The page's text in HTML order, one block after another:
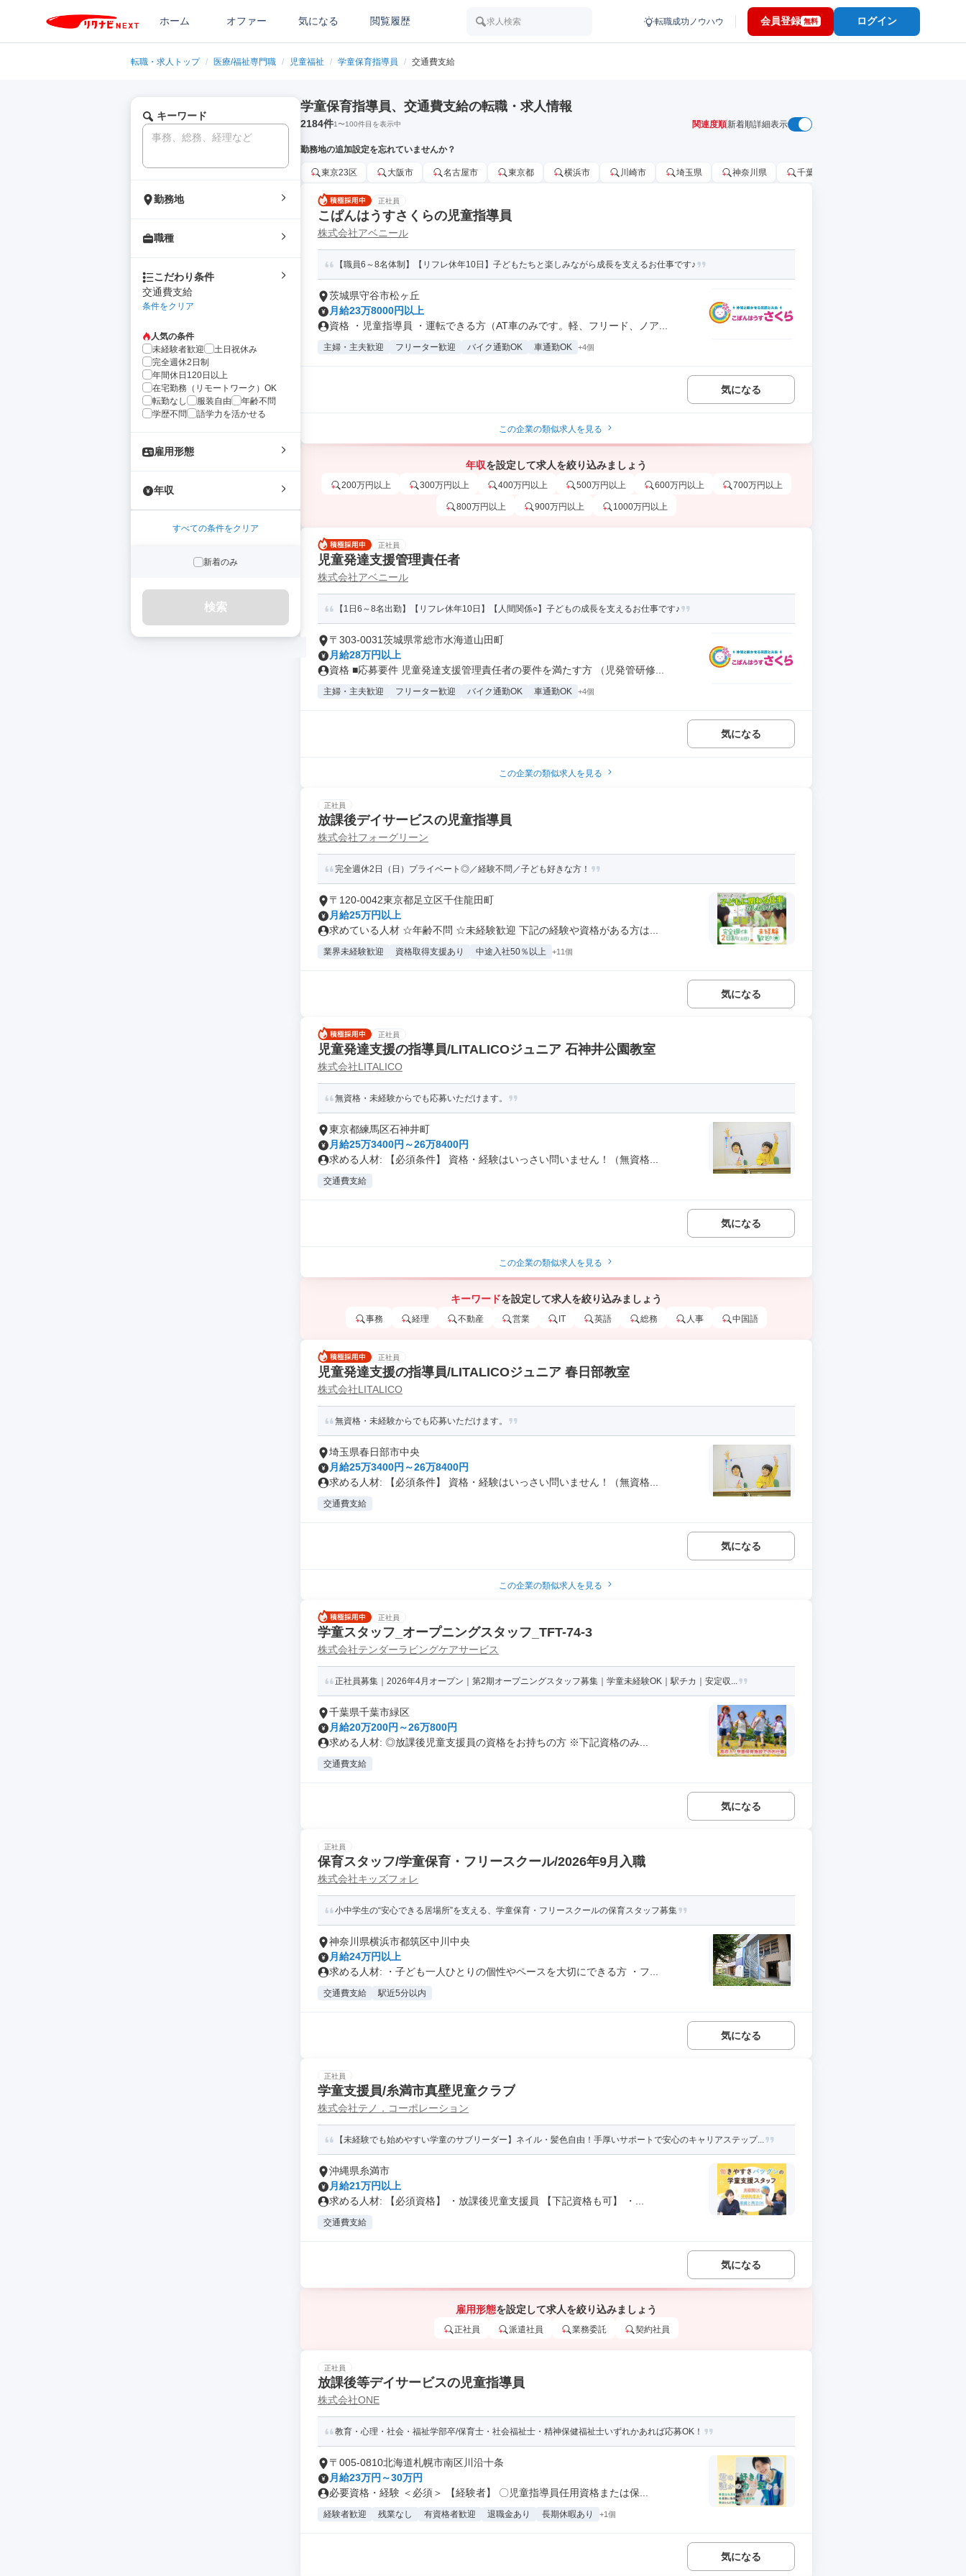
ホーム オファー 気になる 閲覧履歴 求人検索 転職成功ノウハウ 会員登録 無料 ログイン
転職・求人トップ / 医療/福祉専門職 / 児童福祉 / 学童保育指導員 / 交通費支給
キーワード
勤務地
職種
こだわり条件
交通費支給
条件をクリア
人気の条件
未経験者歓迎
土日祝休み
完全週休2日制
年間休日120日以上
在宅勤務（リモートワーク）OK
転勤なし
服装自由
年齢不問
学歴不問
語学力を活かせる
雇用形態
年収
すべての条件をクリア
新着のみ
検索
学童保育指導員、交通費支給の転職・求人情報
2184件1〜100件目を表示中 関連度順新着順詳細表示
勤務地の追加設定を忘れていませんか？
東京23区 大阪市 名古屋市 東京都 横浜市 川崎市 埼玉県 神奈川県 千葉市
正社員
こぱんはうすさくらの児童指導員
株式会社アベニール
【職員6～8名体制】【リフレ休年10日】子どもたちと楽しみながら成長を支えるお仕事です♪
茨城県守谷市松ヶ丘
月給23万8000円以上
資格 ・児童指導員 ・運転できる方（AT車のみです。軽、フリード、ノア...
主婦・主夫歓迎 フリーター歓迎 バイク通勤OK 車通勤OK +4個
気になる
この企業の類似求人を見る
年収を設定して求人を絞り込みましょう
200万円以上 300万円以上 400万円以上 500万円以上 600万円以上 700万円以上
800万円以上 900万円以上 1000万円以上
正社員
児童発達支援管理責任者
株式会社アベニール
【1日6～8名出勤】【リフレ休年10日】【人間関係○】子どもの成長を支えるお仕事です♪
〒303-0031茨城県常総市水海道山田町
月給28万円以上
資格 ■応募要件 児童発達支援管理責任者の要件を満たす方 （児発管研修...
主婦・主夫歓迎 フリーター歓迎 バイク通勤OK 車通勤OK +4個
気になる
この企業の類似求人を見る
正社員
放課後デイサービスの児童指導員
株式会社フォーグリーン
完全週休2日（日）プライベート◎／経験不問／子ども好きな方！
〒120-0042東京都足立区千住龍田町
月給25万円以上
求めている人材 ☆年齢不問 ☆未経験歓迎 下記の経験や資格がある方は...
業界未経験歓迎 資格取得支援あり 中途入社50％以上 +11個
気になる
正社員
児童発達支援の指導員/LITALICOジュニア 石神井公園教室
株式会社LITALICO
無資格・未経験からでも応募いただけます。
東京都練馬区石神井町
月給25万3400円～26万8400円
求める人材: 【必須条件】 資格・経験はいっさい問いません！（無資格...
交通費支給
気になる
この企業の類似求人を見る
キーワードを設定して求人を絞り込みましょう
事務 経理 不動産 営業 IT 英語 総務 人事 中国語
正社員
児童発達支援の指導員/LITALICOジュニア 春日部教室
株式会社LITALICO
無資格・未経験からでも応募いただけます。
埼玉県春日部市中央
月給25万3400円～26万8400円
求める人材: 【必須条件】 資格・経験はいっさい問いません！（無資格...
交通費支給
気になる
この企業の類似求人を見る
正社員
学童スタッフ_オープニングスタッフ_TFT-74-3
株式会社テンダーラビングケアサービス
正社員募集｜2026年4月オープン｜第2期オープニングスタッフ募集｜学童未経験OK｜駅チカ｜安定収...
千葉県千葉市緑区
月給20万200円～26万800円
求める人材: ◎放課後児童支援員の資格をお持ちの方 ※下記資格のみ...
交通費支給
気になる
正社員
保育スタッフ/学童保育・フリースクール/2026年9月入職
株式会社キッズフォレ
小中学生の“安心できる居場所”を支える、学童保育・フリースクールの保育スタッフ募集
神奈川県横浜市都筑区中川中央
月給24万円以上
求める人材: ・子ども一人ひとりの個性やペースを大切にできる方 ・フ...
交通費支給 駅近5分以内
気になる
正社員
学童支援員/糸満市真壁児童クラブ
株式会社テノ．コーポレーション
【未経験でも始めやすい学童のサブリーダー】ネイル・髪色自由！手厚いサポートで安心のキャリアステップ...
沖縄県糸満市
月給21万円以上
求める人材: 【必須資格】 ・放課後児童支援員 【下記資格も可】 ・...
交通費支給
気になる
雇用形態を設定して求人を絞り込みましょう
正社員 派遣社員 業務委託 契約社員
正社員
放課後等デイサービスの児童指導員
株式会社ONE
教育・心理・社会・福祉学部卒/保育士・社会福祉士・精神保健福祉士いずれかあれば応募OK！
〒005-0810北海道札幌市南区川沿十条
月給23万円～30万円
必要資格・経験 ＜必須＞ 【経験者】 〇児童指導員任用資格または保...
経験者歓迎 残業なし 有資格者歓迎 退職金あり 長期休暇あり +1個
気になる